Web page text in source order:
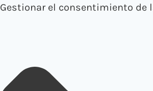
Gestionar el consentimiento de